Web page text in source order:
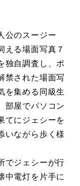
公のスージー
える場面写真７
独自調査し、ポ
禁された場面写
を集める同級生
部屋でパソコン
てにジェシーを
ながら歩く様
でジェシーが行
中電灯を片手に